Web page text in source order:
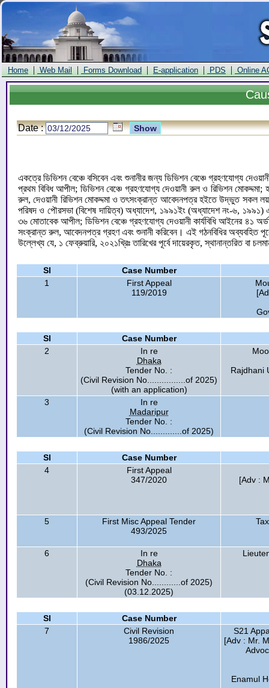
Home | Web Mail | Forms Download | E-application | PDS | Online
Date :
একত্রে ডিভিশন বেঞ্চে বসিবেন এবং শুনানীর জন্য ডিভিশন বেঞ্চে গ্রহণযোগ্য
প্রথম বিবিধ আপীল; ডিভিশন বেঞ্চে গ্রহণযোগ্য দেওয়ানী রুল ও রিভিশন
রুল, দেওয়ানী রিভিশন মোকদ্দমা ও তৎসংক্রান্ত আবেদনপত্র হইতে উদ্ভুত সকল
পরিষদ ও পৌরসভা (বিশেষ দায়িত্ব) অধ্যাদেশ, ১৯৯১ইং (অধ্যাদেশ নং-৬, ১৯৯১)
৩৬ মোতাবেক আপীল; ডিভিশন বেঞ্চে গ্রহণযোগ্য দেওয়ানী কার্যবিধি আইনের ৪১
সংক্রান্ত রুল, আবেদনপত্র গ্রহণ এবং শুনানী করিবেন। এই গঠনবিধির অব্যবহিত
উল্লেখ্য যে, ১ ফেব্রুয়ারি, ২০২১খ্রিঃ তারিখের পূর্বে দায়েরকৃত, স্থানান্তরিত বা
Sl
Case Number
1
First Appeal
119/2019
Sl
Case Number
2
In re
Dhaka
Tender No. :
(Civil Revision No................of 2025)
(with an application)
Rajdhani
3
In re
Madaripur
Tender No. :
(Civil Revision No.............of 2025)
Sl
Case Number
4
First Appeal
347/2020
[Adv :
5
First Misc Appeal Tender
493/2025
6
In re
Dhaka
Tender No. :
(Civil Revision No............of 2025)
(03.12.2025)
Sl
Case Number
7
Civil Revision
1986/2025
S21
[Adv : Mr.
Enamul